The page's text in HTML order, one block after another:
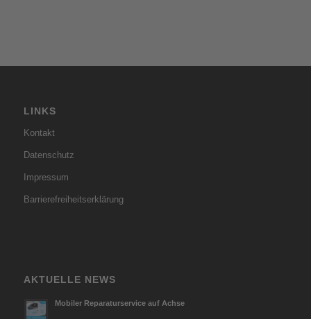
LINKS
Kontakt
Datenschutz
Impressum
Barrierefreiheitserklärung
AKTUELLE NEWS
Mobiler Reparaturservice auf Achse